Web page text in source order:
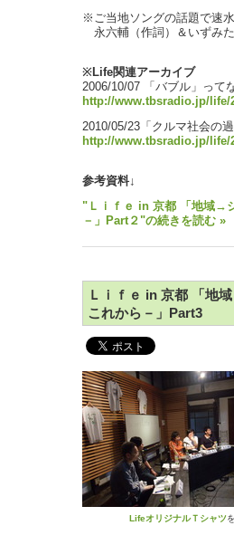
※ご当地ソングの話題で速
永六輔（作詞）＆いずみ
※Life関連アーカイブ
2006/10/07 「バブル」って
http://www.tbsradio.jp/life/
2010/05/23「クルマ社会の
http://www.tbsradio.jp/life/
参考資料↓
"Ｌｉｆｅ in 京都 「地域→
－」Part２"の続きを読む »
Ｌｉｆｅ in 京都 「地
これから－」Part3
LifeオリジナルＴシャツ